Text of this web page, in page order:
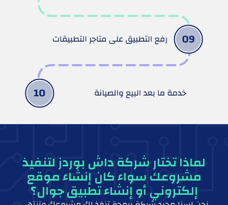
لماذا تختار شركة داش بوردز لتنفيذ
مشروعك سواء كان إنشاء موقع
إلكتروني أو إنشاء تطبيق جوال؟